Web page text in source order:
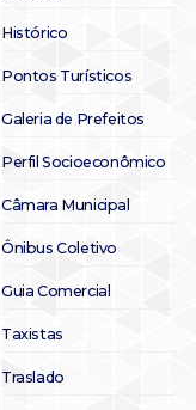
Histórico
Pontos Turísticos
Galeria de Prefeitos
Perfil Socioeconômico
Câmara Municipal
Ônibus Coletivo
Guia Comercial
Taxistas
Traslado